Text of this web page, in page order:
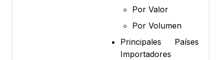
Por Valor
Por Volumen
Principales Países
Importadores